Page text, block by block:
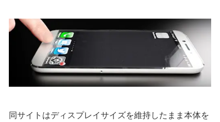
同サイトはディスプレイサイズを維持したまま本体を